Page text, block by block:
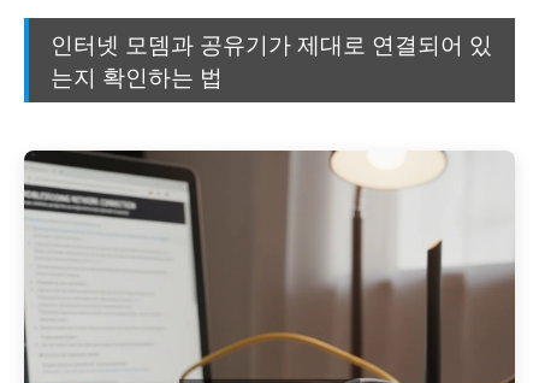
인터넷 모뎀과 공유기가 제대로 연결되어 있
는지 확인하는 법